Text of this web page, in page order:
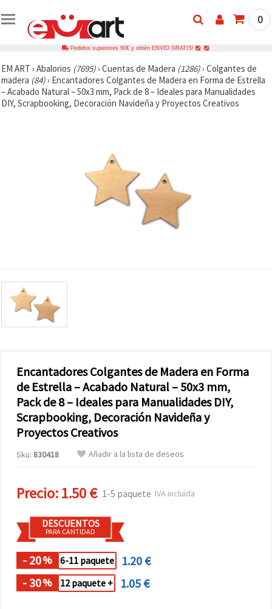
0
Pedidos superiores 60€ y obtén ENVÍO GRATIS!
EM ART › Abalorios (7695)› Cuentas de Madera (1286)› Colgantes de
madera (84)› Encantadores Colgantes de Madera en Forma de Estrella
– Acabado Natural – 50x3 mm, Pack de 8 – Ideales para Manualidades
DIY, Scrapbooking, Decoración Navideña y Proyectos Creativos
Encantadores Colgantes de Madera en Forma
de Estrella – Acabado Natural – 50x3 mm,
Pack de 8 – Ideales para Manualidades DIY,
Scrapbooking, Decoración Navideña y
Proyectos Creativos
Sku: 830418 Añadir a la lista de deseos
Precio:1.50 € 1-5 paquete IVA incluida
DESCUENTOS
PARA CANTIDAD
- 20% 6-11 paquete
1.20 €
- 30% 12 paquete + 1.05 €